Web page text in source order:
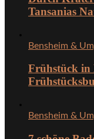
Tansanias
Bensheim &
Frühstück in
Bensheim &